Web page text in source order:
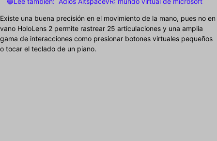
Existe una buena precisión en el movimiento de la mano, pues no en
vano HoloLens 2 permite rastrear 25 articulaciones y una amplia
gama de interacciones como presionar botones virtuales pequeños
o tocar el teclado de un piano.